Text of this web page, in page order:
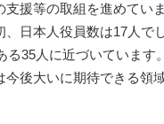
支援等の取組を進めて
日本人役員数は17人
る35人に近づいていま
後大いに期待できる領